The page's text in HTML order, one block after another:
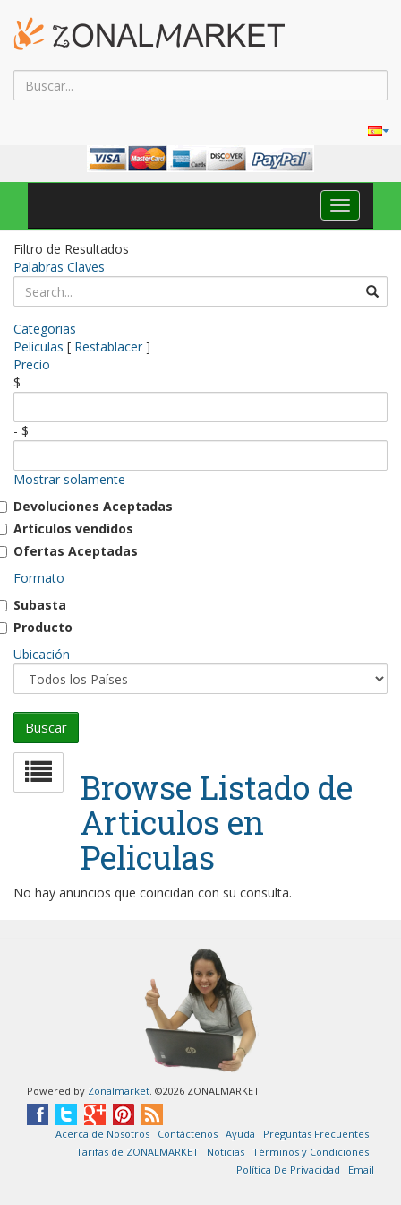
Toggle
Filtro de Resultados
Palabras Claves
Categorias
Peliculas [ Restablacer ]
Precio
$
- $
Mostrar solamente
Devoluciones Aceptadas
Artículos vendidos
Ofertas Aceptadas
Formato
Subasta
Producto
Ubicación
Browse Listado de
Articulos en
Peliculas
No hay anuncios que coincidan con su consulta.
Powered by Zonalmarket. ©2026 ZONALMARKET
Acerca de Nosotros Contáctenos Ayuda
Preguntas Frecuentes
Tarifas de ZONALMARKET
Noticias Términos y Condiciones
Política De Privacidad
Email